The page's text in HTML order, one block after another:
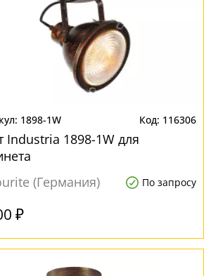
1898-1W 116306
Industria 1898-1W для
(Германия)
По запросу
₽